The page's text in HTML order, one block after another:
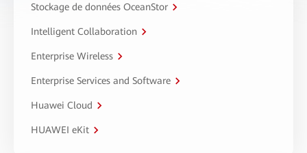
Stockage de données OceanStor
Intelligent Collaboration
Enterprise Wireless
Enterprise Services and Software
Huawei Cloud
HUAWEI eKit